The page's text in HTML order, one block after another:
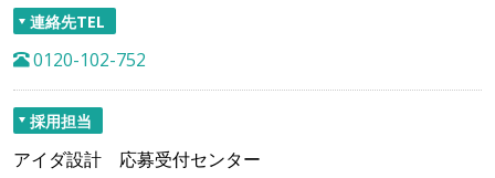
連絡先TEL
0120-102-752
採用担当
アイダ設計 応募受付センター